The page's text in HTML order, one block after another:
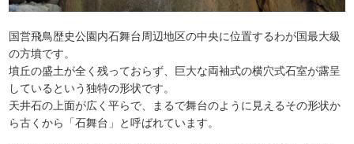
国営飛鳥歴史公園内石舞台周辺地区の中央に位置するわが国最大級
の方墳です。
墳丘の盛土が全く残っておらず、巨大な両袖式の横穴式石室が露呈
しているという独特の形状です。
天井石の上面が広く平らで、まるで舞台のように見えるその形状か
ら古くから「石舞台」と呼ばれています。